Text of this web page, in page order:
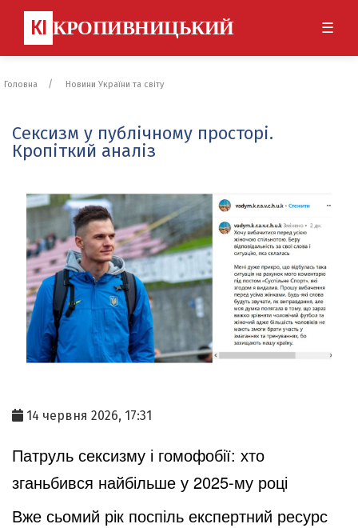
КІ КРОПИВНИЦЬКИЙ ☰
Головна Новини України та світу
Сексизм у публічному просторі.
Кропіткий аналіз
14 червня 2026, 17:31
Патруль сексизму і гомофобії: хто
зганьбився найбільше у 2025-му році
Вже сьомий рік поспіль експертний ресурс